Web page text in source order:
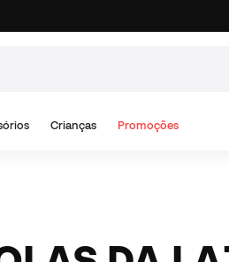
Crianças Promoções